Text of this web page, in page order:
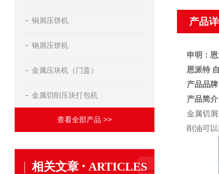
铜屑压饼机
钢屑压饼机
金属压块机（门盖）
金属切削压块打包机
查看全部产品 >>
相关文章 · ARTICLES
产品
申明：
恩派特
产品品
产品简
金属切
削油可